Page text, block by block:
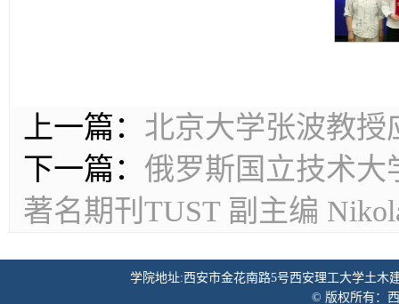
上一篇： 北京大学张波教授
下一篇： 俄罗斯国立技术
著名期刊TUST 副主编
学院地址:西安市金花南路5号西安理工大学土木
© 版权所有：